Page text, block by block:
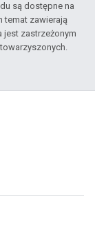
są dostępne na
temat zawierają
jest zastrzeżonym